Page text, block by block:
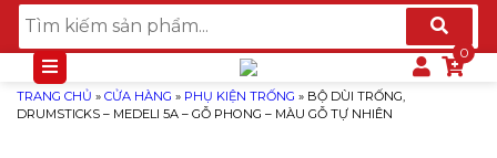
TRANG CHỦ » CỬA HÀNG » PHỤ KIỆN TRỐNG » BỘ DÙI TRỐNG,
DRUMSTICKS – MEDELI 5A – GỖ PHONG – MÀU GỖ TỰ NHIÊN